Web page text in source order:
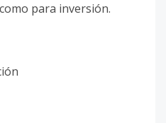
para inversión.